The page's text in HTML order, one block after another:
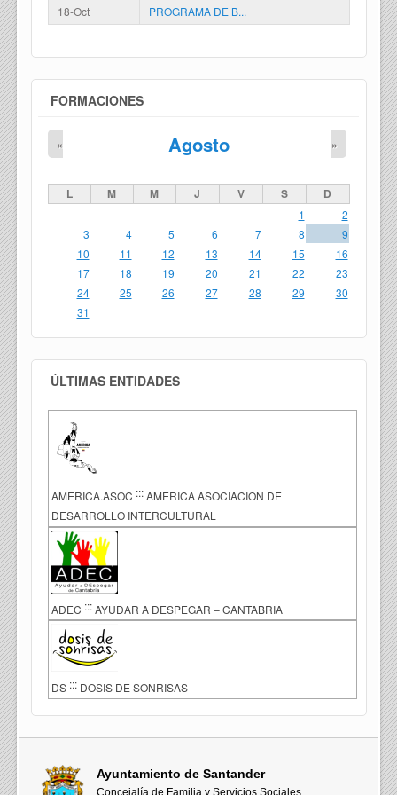
18-Oct PROGRAMA DE B...
FORMACIONES
Agosto
« »
L M M J V S D
1
2
3
4 5 6 7 8
9
10
11 12 13 14 15
16
17
18 19 20 21 22
23
24
25 26 27 28 29
30
31
ÚLTIMAS ENTIDADES
AMERICA.ASOC ::: AMERICA ASOCIACION DE
DESARROLLO INTERCULTURAL
ADEC ::: AYUDAR A DESPEGAR – CANTABRIA
DS ::: DOSIS DE SONRISAS
Ayuntamiento de Santander
Concejalía de Familia y Servicios Sociales